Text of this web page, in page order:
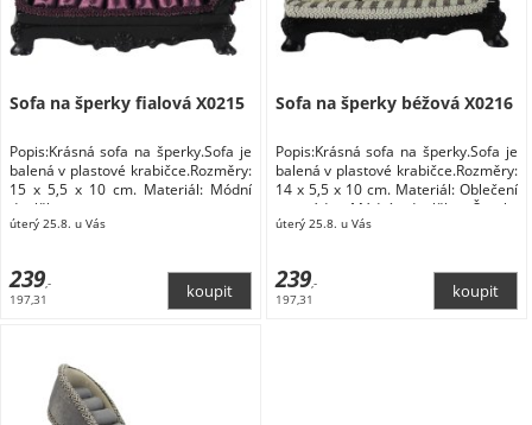
Sofa na šperky fialová X0215
Popis:Krásná sofa na šperky.Sofa je
balená v plastové krabičce.Rozměry:
15 x 5,5 x 10 cm. Materiál: Módní
doplňky
úterý 25.8. u Vás
239,-
197,31
Sofa na šperky béžová X0216
Popis:Krásná sofa na šperky.Sofa je
balená v plastové krabičce.Rozměry:
14 x 5,5 x 10 cm. Materiál: Oblečení
a móda Módní doplňky Šperky
Dárkové krabičky na šperky
úterý 25.8. u Vás
239,-
197,31